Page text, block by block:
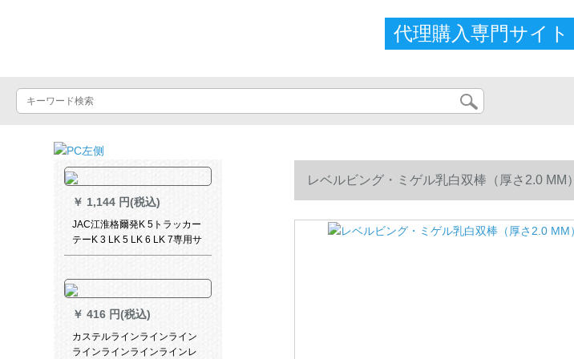
代理購入専門サイト
￥ 1,144 円(税込)
JAC江淮格爾発K 5トラッカー
テーK 3 LK 5 LK 6 LK 7専用サ
ンバイザUVカーター新M
￥ 416 円(税込)
カステルラインラインライン
ラインラインラインラインレ
レベルビング・ミゲル乳白双棒（厚さ2.0 MM）